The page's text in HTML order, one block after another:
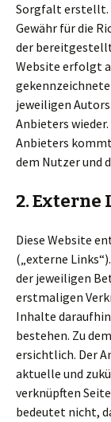
Sorgfalt erstellt.
Gewähr für die
der
Website erfolgt
jeweiligen
Anbieters
Anbieters
dem Nutzer und
2. Externe
Diese Website
(„externe
der jeweiligen
erstmaligen
Inhalte
bestehen. Zu
ersichtlich. Der
aktuelle und
verknüpften
bedeutet nicht,